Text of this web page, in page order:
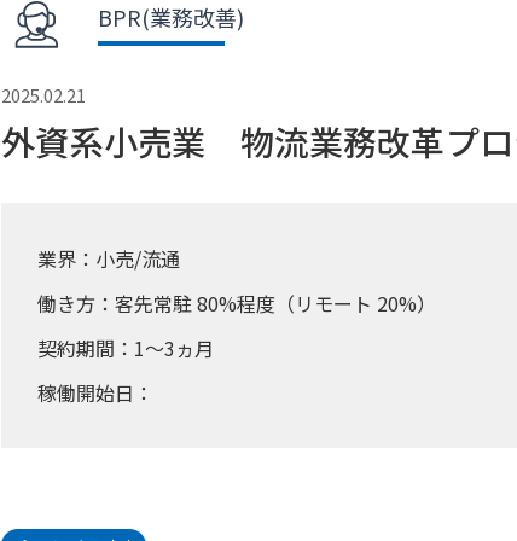
BPR(業務改善)
2025.02.21
外資系小売業 物流業務改革プ
業界：小売/流通
働き方：客先常駐 80%程度（リモート 20%）
契約期間：1～3ヵ月
稼働開始日：